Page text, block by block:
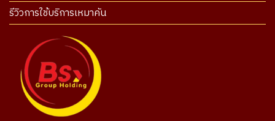
รีวิวการใช้บริการเหมาคัน